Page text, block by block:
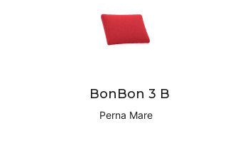
BonBon 3 B
Perna Mare